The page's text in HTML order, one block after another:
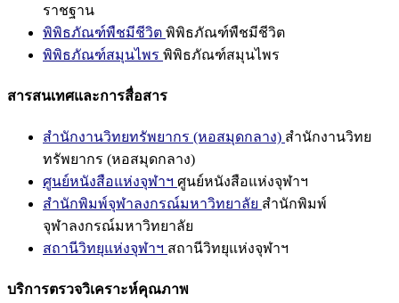
ราชฐาน
พิพิธภัณฑ์พืชมีชีวิต พิพิธภัณฑ์พืชมีชีวิต
พิพิธภัณฑ์สมุนไพร พิพิธภัณฑ์สมุนไพร
สารสนเทศและการสื่อสาร
สำนักงานวิทยทรัพยากร (หอสมุดกลาง) สำนักงานวิทย
ทรัพยากร (หอสมุดกลาง)
ศูนย์หนังสือแห่งจุฬาฯ ศูนย์หนังสือแห่งจุฬาฯ
สำนักพิมพ์จุฬาลงกรณ์มหาวิทยาลัย สำนักพิมพ์
จุฬาลงกรณ์มหาวิทยาลัย
สถานีวิทยุแห่งจุฬาฯ สถานีวิทยุแห่งจุฬาฯ
บริการตรวจวิเคราะห์คุณภาพ